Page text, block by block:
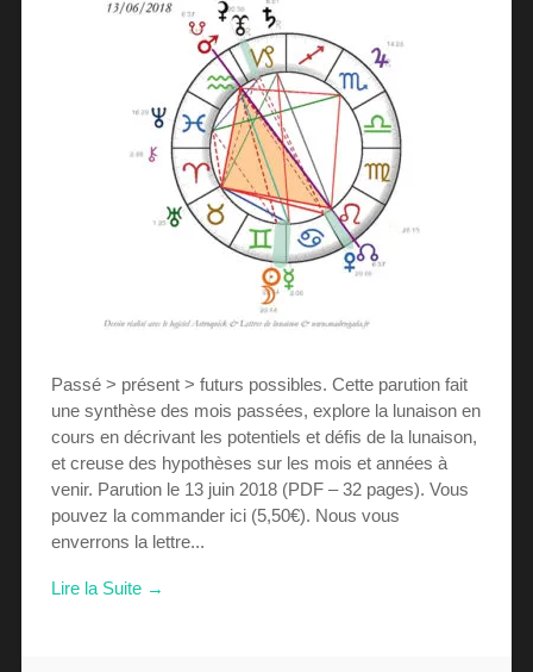
Passé > présent > futurs possibles. Cette parution fait
une synthèse des mois passées, explore la lunaison en
cours en décrivant les potentiels et défis de la lunaison,
et creuse des hypothèses sur les mois et années à
venir. Parution le 13 juin 2018 (PDF – 32 pages). Vous
pouvez la commander ici (5,50€). Nous vous
enverrons la lettre...
Lire la Suite →